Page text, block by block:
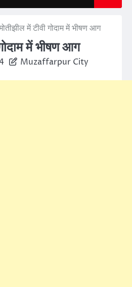
में टीवी गोदाम में भीषण आग
में भीषण आग
Muzaffarpur City